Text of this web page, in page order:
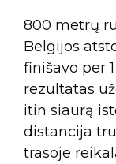
800 metrų
Belgijos
finišavo per
rezultatas
itin siaurą
distancija
trasoje